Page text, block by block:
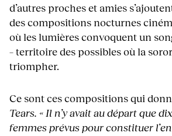
d’autres proches et amies
des compositions nocturnes
où les lumières convoquent un
– territoire des possibles où la
triompher.
Ce sont ces compositions qui
Tears. « Il n’y avait au départ que
femmes prévus pour constituer